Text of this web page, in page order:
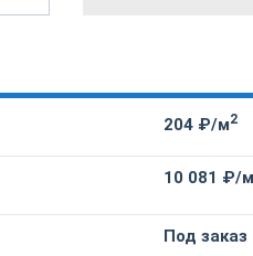
204 ₽/м2
10 081 ₽/м
Под заказ